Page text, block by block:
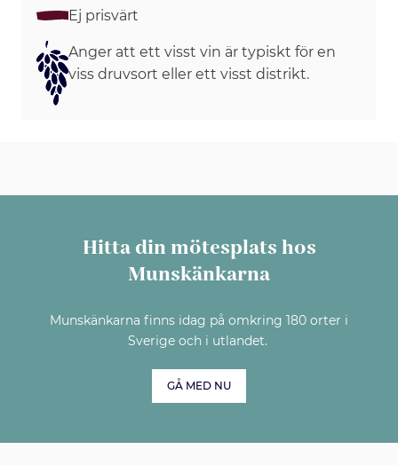
Ej prisvärt
Anger att ett visst vin är typiskt för en
viss druvsort eller ett visst distrikt.
Hitta din mötesplats hos
Munskänkarna
Munskänkarna finns idag på omkring 180 orter i
Sverige och i utlandet.
GÅ MED NU